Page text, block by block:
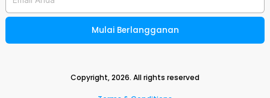
Mulai Berlangganan
Copyright,2026. All rights reserved